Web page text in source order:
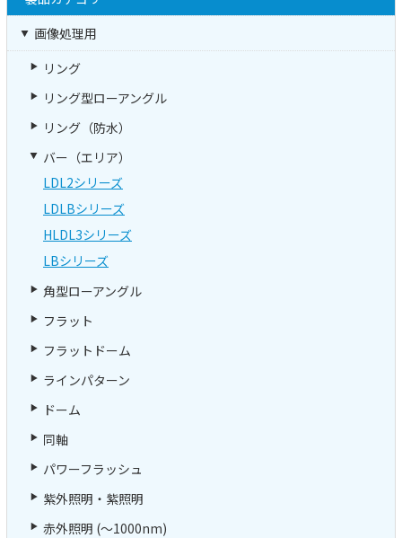
画像処理用
リング
リング型ローアングル
リング（防水）
バー（エリア）
LDL2シリーズ
LDLBシリーズ
HLDL3シリーズ
LBシリーズ
角型ローアングル
フラット
フラットドーム
ラインパターン
ドーム
同軸
パワーフラッシュ
紫外照明・紫照明
赤外照明 (～1000nm)